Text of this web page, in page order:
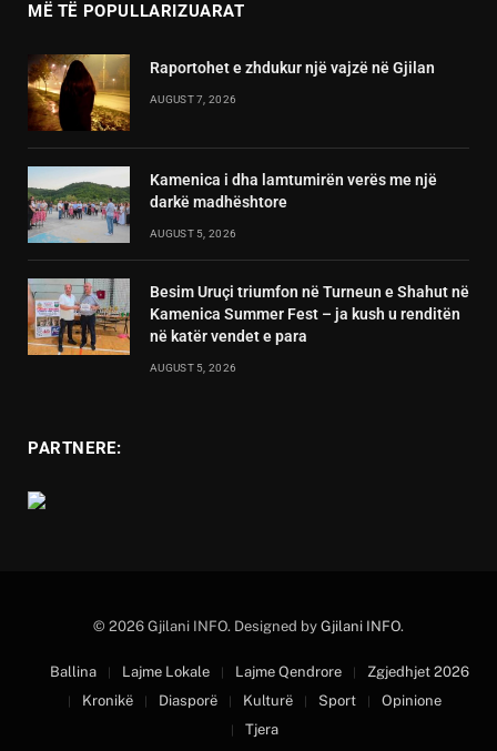
MË TË POPULLARIZUARAT
Raportohet e zhdukur një vajzë në Gjilan
AUGUST 7, 2026
Kamenica i dha lamtumirën verës me një
darkë madhështore
AUGUST 5, 2026
Besim Uruçi triumfon në Turneun e Shahut në
Kamenica Summer Fest – ja kush u renditën
në katër vendet e para
AUGUST 5, 2026
PARTNERE:
© 2026 Gjilani INFO. Designed by Gjilani INFO.
Ballina Lajme Lokale Lajme Qendrore
Zgjedhjet 2026
Kronikë
Diasporë Kulturë Sport
Opinione
Tjera